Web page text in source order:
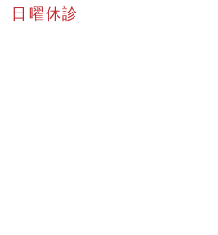
日曜休診